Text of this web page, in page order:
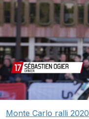
Monte Carlo ralli